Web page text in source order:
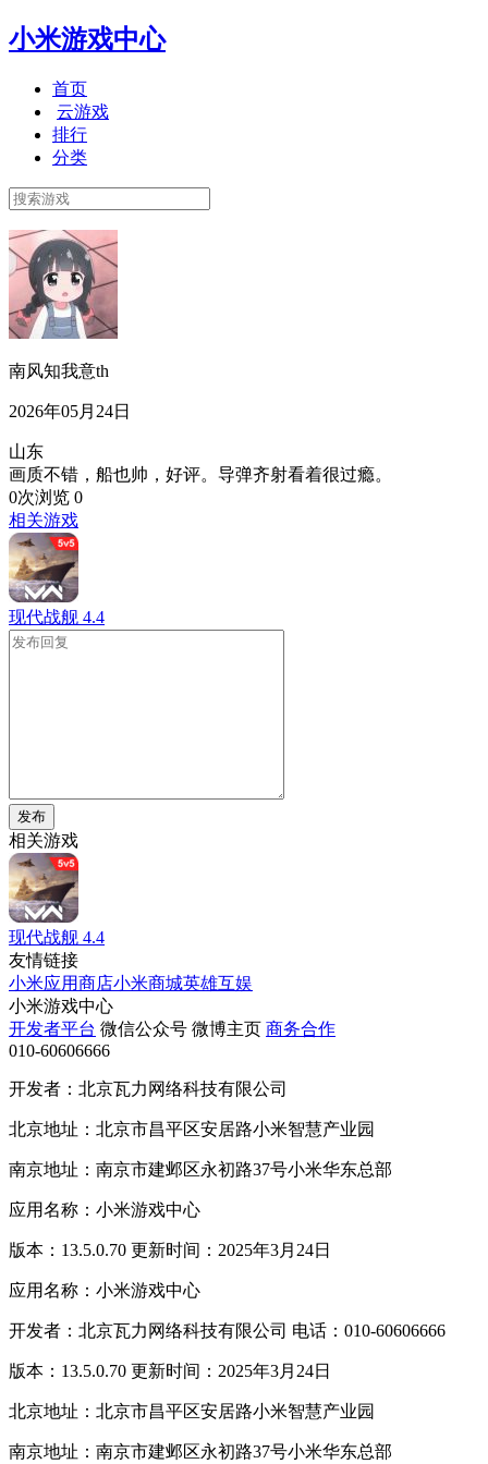
小米游戏中心
首页
云游戏
排行
分类
南风知我意th
2026年05月24日
山东
画质不错，船也帅，好评。导弹齐射看着很过瘾。
0次浏览 0
相关游戏
现代战舰 4.4
发布
相关游戏
现代战舰 4.4
友情链接
小米应用商店小米商城英雄互娱
小米游戏中心
开发者平台 微信公众号 微博主页 商务合作
010-60606666
开发者：北京瓦力网络科技有限公司
北京地址：北京市昌平区安居路小米智慧产业园
南京地址：南京市建邺区永初路37号小米华东总部
应用名称：小米游戏中心
版本：13.5.0.70 更新时间：2025年3月24日
应用名称：小米游戏中心
开发者：北京瓦力网络科技有限公司 电话：010-60606666
版本：13.5.0.70 更新时间：2025年3月24日
北京地址：北京市昌平区安居路小米智慧产业园
南京地址：南京市建邺区永初路37号小米华东总部